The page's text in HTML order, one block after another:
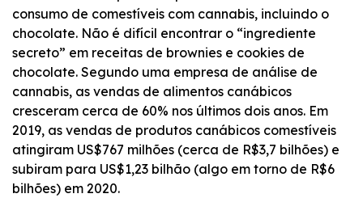
consumo de comestíveis com cannabis, incluindo o
chocolate. Não é difícil encontrar o “ingrediente
secreto” em receitas de brownies e cookies de
chocolate. Segundo uma empresa de análise de
cannabis, as vendas de alimentos canábicos
cresceram cerca de 60% nos últimos dois anos. Em
2019, as vendas de produtos canábicos comestíveis
atingiram US$767 milhões (cerca de R$3,7 bilhões) e
subiram para US$1,23 bilhão (algo em torno de R$6
bilhões) em 2020.